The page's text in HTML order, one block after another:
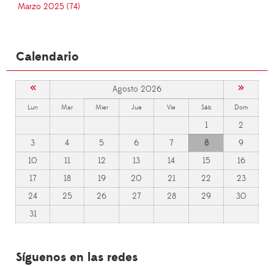
Marzo 2025 (74)
Calendario
« Agosto 2026 »
Lun Mar Mier Jue Vie Sáb Dom
1
2
3
4 5 6 7 8
9
10
11 12 13 14 15
16
17
18 19 20 21 22
23
24
25 26 27 28 29
30
31
Síguenos en las redes